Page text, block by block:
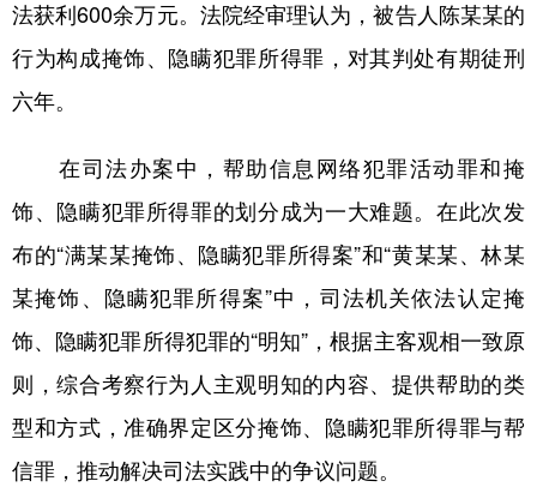
法获利600余万元。法院经审理认为，被告人陈某某的
行为构成掩饰、隐瞒犯罪所得罪，对其判处有期徒刑
六年。
在司法办案中，帮助信息网络犯罪活动罪和掩
饰、隐瞒犯罪所得罪的划分成为一大难题。在此次发
布的“满某某掩饰、隐瞒犯罪所得案”和“黄某某、林某
某掩饰、隐瞒犯罪所得案”中，司法机关依法认定掩
饰、隐瞒犯罪所得犯罪的“明知”，根据主客观相一致原
则，综合考察行为人主观明知的内容、提供帮助的类
型和方式，准确界定区分掩饰、隐瞒犯罪所得罪与帮
信罪，推动解决司法实践中的争议问题。